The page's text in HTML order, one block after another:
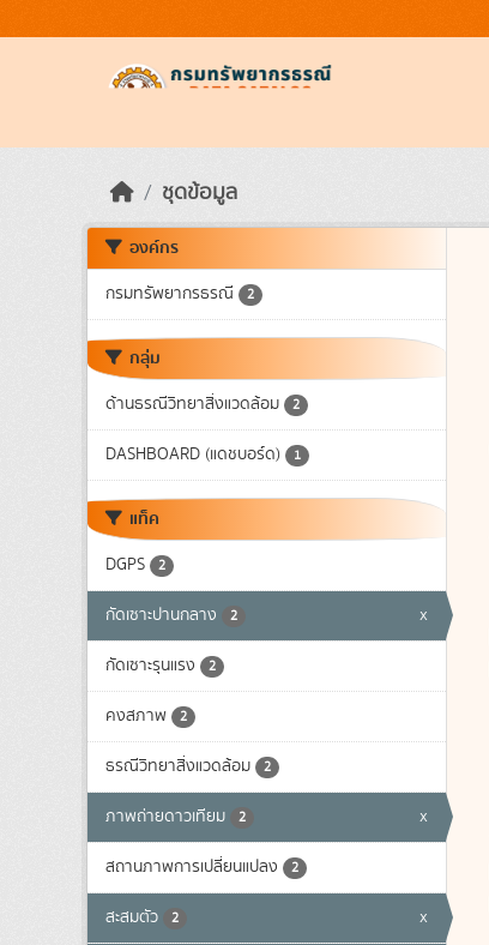
ชุดข้อมูล
องค์กร
กรมทรัพยากรธรณี 2
กลุ่ม
ด้านธรณีวิทยาสิ่งแวดล้อม 2
DASHBOARD (แดชบอร์ด) 1
แท็ค
DGPS 2
กัดเซาะปานกลาง 2 x
กัดเซาะรุนแรง 2
คงสภาพ 2
ธรณีวิทยาสิ่งแวดล้อม 2
ภาพถ่ายดาวเทียม 2 x
สถานภาพการเปลี่ยนแปลง 2
สะสมตัว 2 x